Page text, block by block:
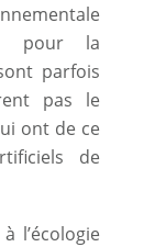
pour la
parfois
pas le
ont de ce
de
l’écologie